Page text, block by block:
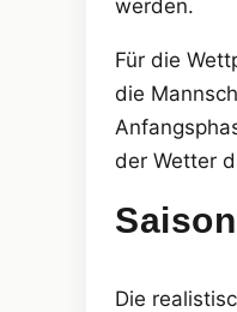
werden.
Für die
die
der Wetter
Die